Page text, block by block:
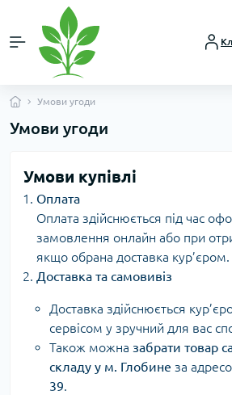
Умови угоди
Умови угоди
Умови купівлі
Оплата
Оплата здійснюється під час
замовлення онлайн або при
якщо обрана доставка кур’єром.
Доставка та самовивіз
Доставка здійснюється
сервісом у зручний для вас
Також можна забрати товар
складу у м. Глобине за
39.